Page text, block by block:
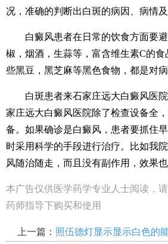
况，准确的判断出白斑的病因、病情及
白癜风患者在日常的饮食方面要避
椒，烟酒，生蒜等，富含维生素C的
些黑豆，黑芝麻等黑色食物，都是对病
白斑患者来石家庄远大白癜风医院
家庄远大白癜风医院除了检查设备全
备。如果确诊是白癜风，患者要抓住
时采用科学的手段进行治疗。比如我
风随治随走，而且没有副作用，效果也
本广告仅供医学药学专业人士阅读，
药师指导下购买和使用
上一篇： 照伍德灯显示显示白色的